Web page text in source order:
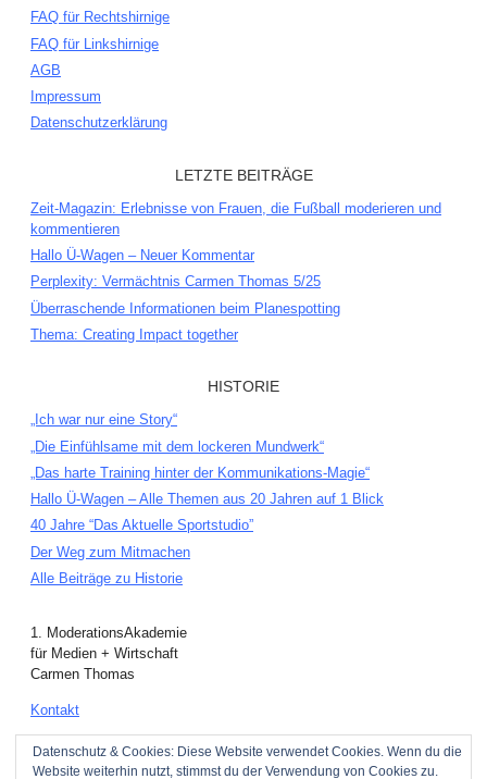
Datenschutz & Cookies: Diese Website verwendet Cookies. Wenn du die
Website weiterhin nutzt, stimmst du der Verwendung von Cookies zu.
FAQ für Rechtshirnige
FAQ für Linkshirnige
AGB
Impressum
Datenschutzerklärung
LETZTE BEITRÄGE
Zeit-Magazin: Erlebnisse von Frauen, die Fußball moderieren und
kommentieren
Hallo Ü-Wagen – Neuer Kommentar
Perplexity: Vermächtnis Carmen Thomas 5/25
Überraschende Informationen beim Planespotting
Thema: Creating Impact together
HISTORIE
„Ich war nur eine Story“
„Die Einfühlsame mit dem lockeren Mundwerk“
„Das harte Training hinter der Kommunikations-Magie“
Hallo Ü-Wagen – Alle Themen aus 20 Jahren auf 1 Blick
40 Jahre “Das Aktuelle Sportstudio”
Der Weg zum Mitmachen
Alle Beiträge zu Historie
1. ModerationsAkademie
für Medien + Wirtschaft
Carmen Thomas
Kontakt
Hintergrundbilder anzeigen